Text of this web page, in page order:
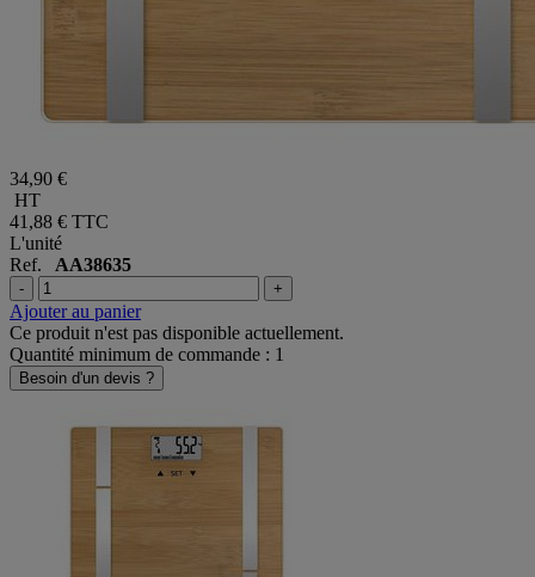
34,90 €
HT
41,88 € TTC
L'unité
Ref. AA38635
- +
Ajouter au panier
Ce produit n'est pas disponible actuellement.
Quantité minimum de commande : 1
Besoin d'un devis ?